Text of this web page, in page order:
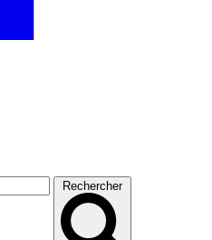
Rechercher